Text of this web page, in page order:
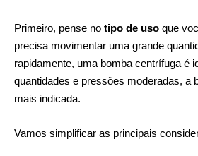
Primeiro, pense no tipo de uso que
precisa movimentar uma grande
rapidamente, uma bomba centrífuga é
quantidades e pressões moderadas, a
mais indicada.
Vamos simplificar as principais